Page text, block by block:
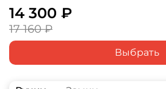
14 300 ₽
17 160 ₽
Выбрать